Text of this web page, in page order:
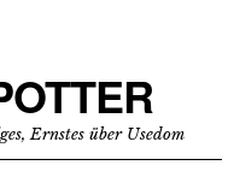
Ernstes über Usedom